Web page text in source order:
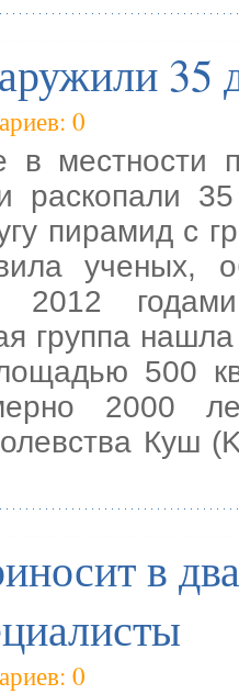
35
0
в местности
раскопали
пирамид с
ученых,
группа
500
2000
Куш
в
0